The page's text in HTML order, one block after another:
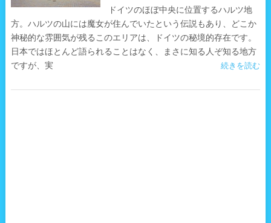
ドイツのほぼ中央に位置するハルツ地
方。ハルツの山には魔女が住んでいたという伝説もあり、どこか
神秘的な雰囲気が残るこのエリアは、ドイツの秘境的存在です。
日本ではほとんど語られることはなく、まさに知る人ぞ知る地方
ですが、実
続きを読む